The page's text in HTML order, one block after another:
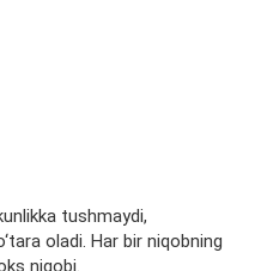
tushmaydi,
oladi. Har bir niqobning
niqobi.